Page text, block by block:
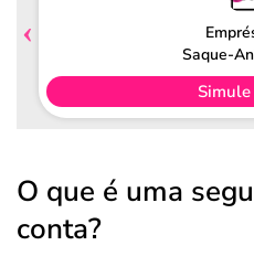
Saque-
Simule
O que é uma
conta?